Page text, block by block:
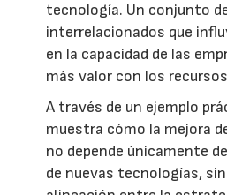
tecnología. Un conjunto
interrelacionados que
en la capacidad de las
más valor con los
A través de un ejemplo
muestra cómo la mejora
no depende únicamente
de nuevas tecnologías,